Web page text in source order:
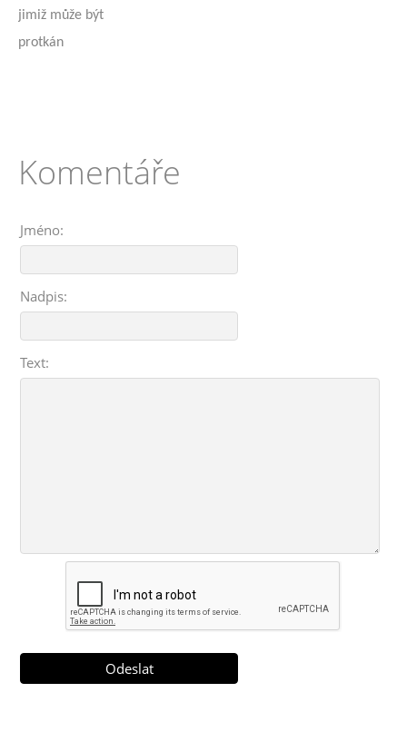
jimiž může být
protkán
Komentáře
Jméno:
Nadpis:
Text: